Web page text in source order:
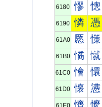
6180 憀 憁
6190 憐 憑
61A0 憠 憡
61B0 憰 憱
61C0 懀 懁
61D0 懐 懑
61E0 懠 懡